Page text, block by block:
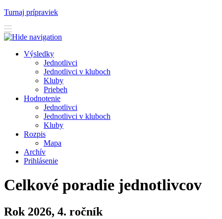
Turnaj prípraviek
Výsledky
Jednotlivci
Jednotlivci v kluboch
Kluby
Priebeh
Hodnotenie
Jednotlivci
Jednotlivci v kluboch
Kluby
Rozpis
Mapa
Archív
Prihlásenie
Celkové poradie jednotlivcov
Rok 2026, 4. ročník